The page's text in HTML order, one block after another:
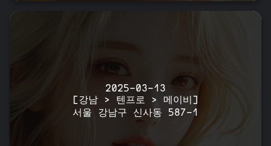
2025-03-13
[강남 > 텐프로 > 메이비]
서울 강남구 신사동 587-1